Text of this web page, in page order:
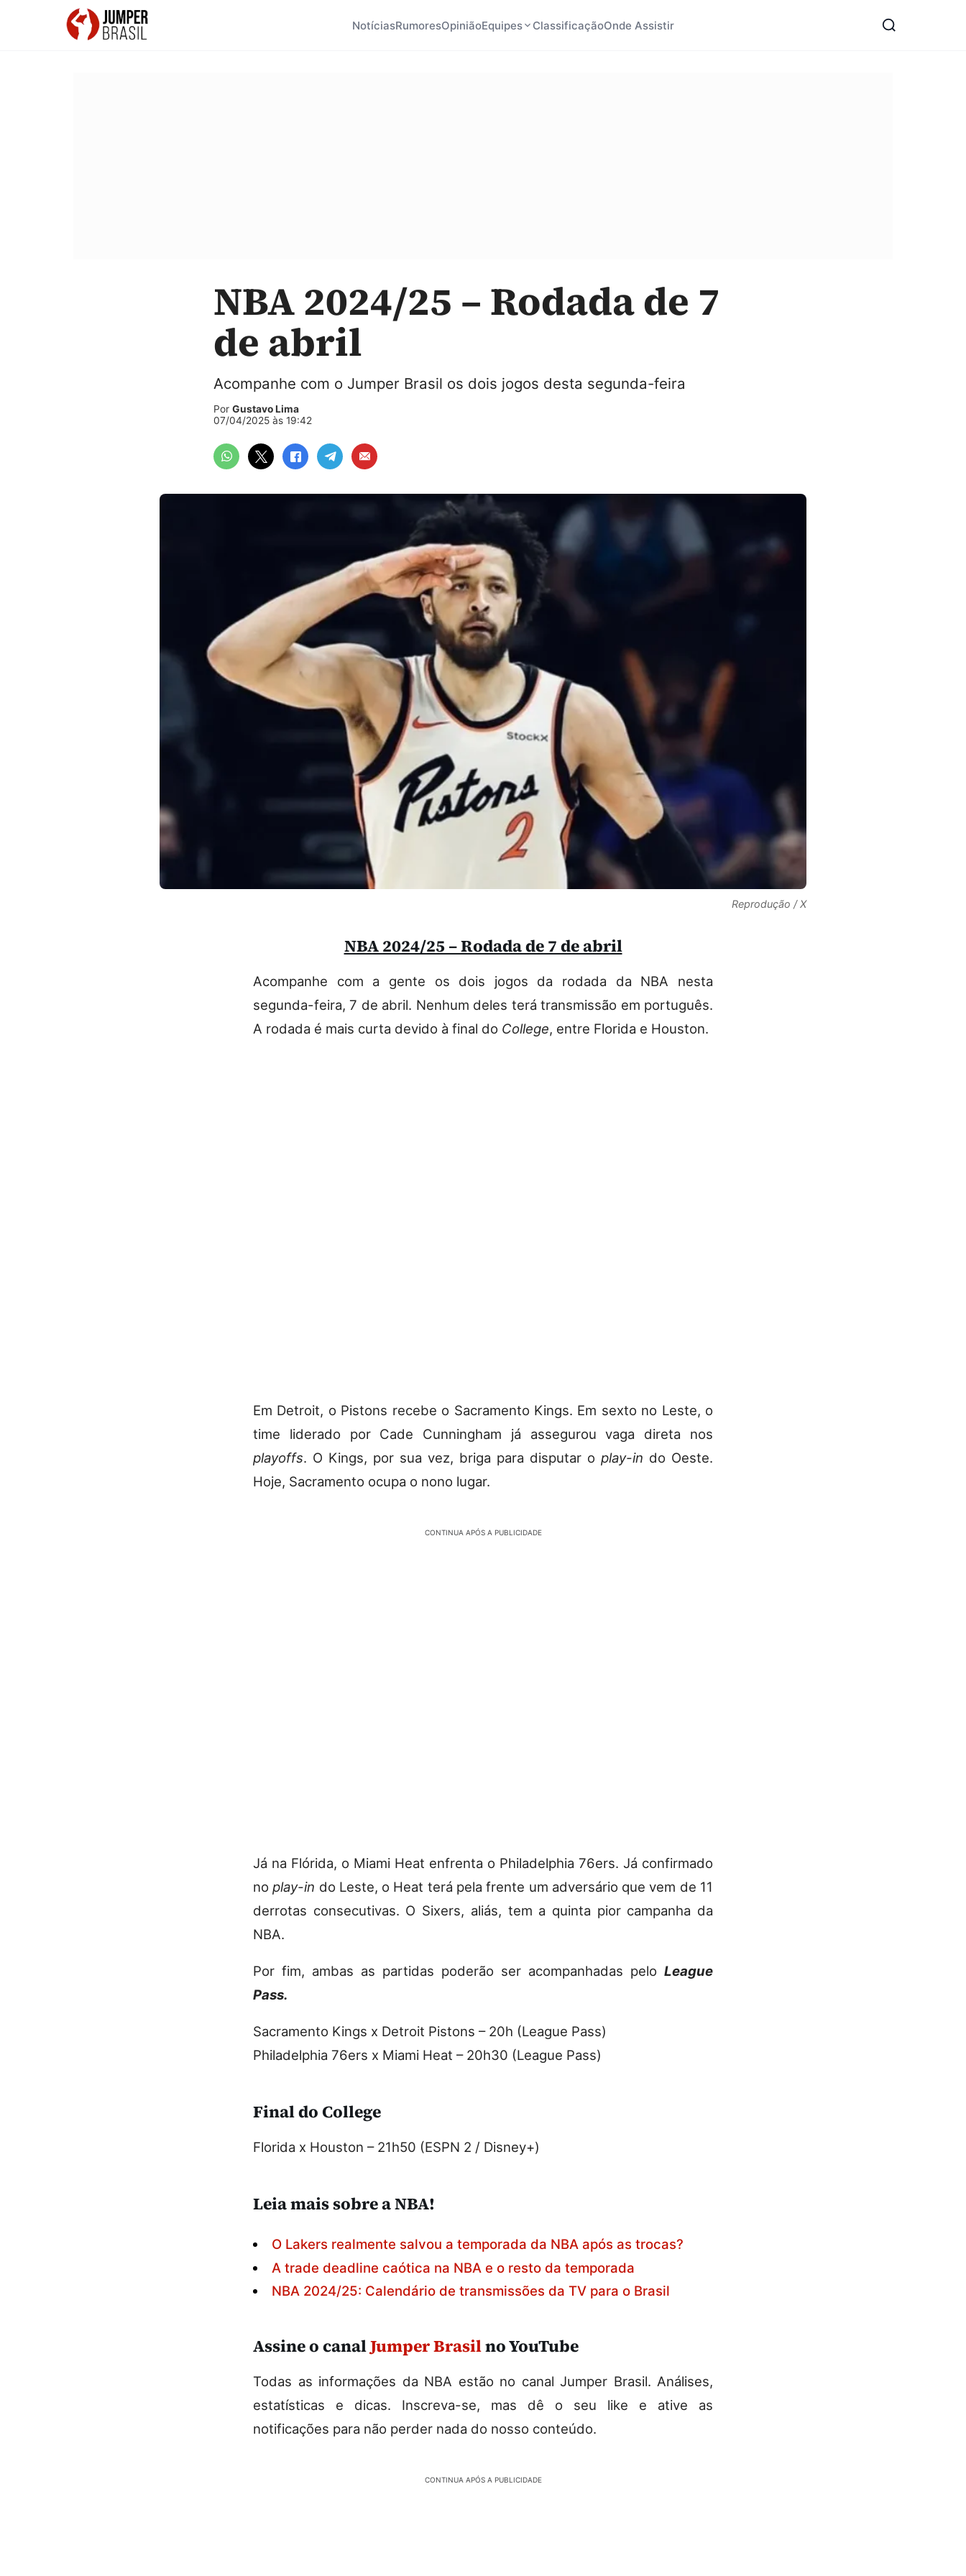
NotíciasRumoresOpiniãoEquipes ClassificaçãoOnde Assistir
NBA 2024/25 – Rodada de 7
de abril
Acompanhe com o Jumper Brasil os dois jogos desta segunda-feira
Por Gustavo Lima
07/04/2025 às 19:42
Reprodução / X
NBA 2024/25 – Rodada de 7 de abril
Acompanhe com a gente os dois jogos da rodada da NBA nesta
segunda-feira, 7 de abril. Nenhum deles terá transmissão em português.
A rodada é mais curta devido à final do College, entre Florida e Houston.
Em Detroit, o Pistons recebe o Sacramento Kings. Em sexto no Leste, o
time liderado por Cade Cunningham já assegurou vaga direta nos
playoffs. O Kings, por sua vez, briga para disputar o play-in do Oeste.
Hoje, Sacramento ocupa o nono lugar.
CONTINUA APÓS A PUBLICIDADE
Já na Flórida, o Miami Heat enfrenta o Philadelphia 76ers. Já confirmado
noplay-in do Leste, o Heat terá pela frente um adversário que vem de 11
derrotas consecutivas. O Sixers, aliás, tem a quinta pior campanha da
NBA.
Por fim, ambas as partidas poderão ser acompanhadas pelo League
Pass.
Sacramento Kings x Detroit Pistons – 20h (League Pass)
Philadelphia 76ers x Miami Heat – 20h30 (League Pass)
Final do College
Florida x Houston – 21h50 (ESPN 2 / Disney+)
Leia mais sobre a NBA!
O Lakers realmente salvou a temporada da NBA após as trocas?
A trade deadline caótica na NBA e o resto da temporada
NBA 2024/25: Calendário de transmissões da TV para o Brasil
Assine o canalJumper Brasilno YouTube
Todas as informações da NBA estão no canal Jumper Brasil. Análises,
estatísticas e dicas. Inscreva-se, mas dê o seu like e ative as
notificações para não perder nada do nosso conteúdo.
CONTINUA APÓS A PUBLICIDADE